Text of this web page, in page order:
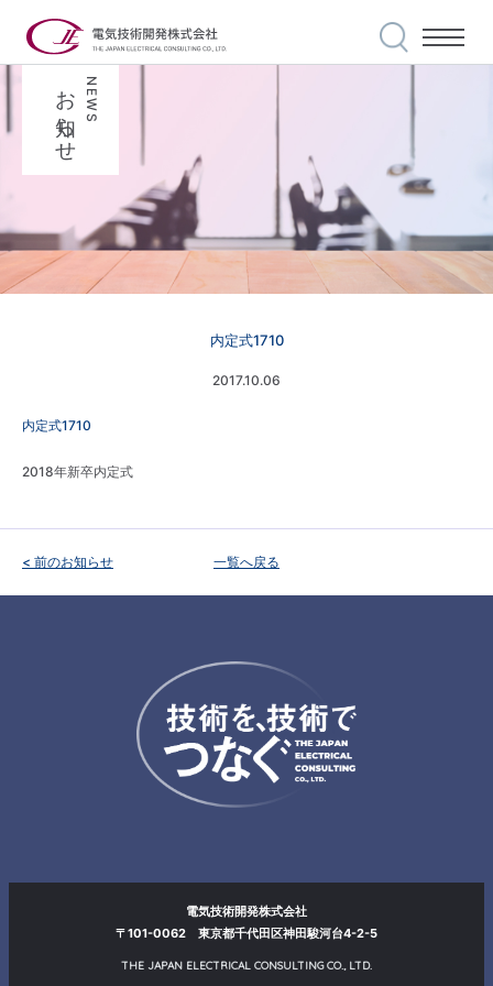
私たちの使命
安全・品質への
取り組み
事業案内
実績紹介
会社案内
受賞歴・論文
お知らせ
採用情報
ENGLISH
NEWS
お知らせ
内定式1710
2017.10.06
内定式1710
2018年新卒内定式
< 前のお知らせ 一覧へ戻る
電気技術開発株式会社
〒101-0062 東京都千代田区神田駿河台4-2-5
THE JAPAN ELECTRICAL CONSULTING CO., LTD.